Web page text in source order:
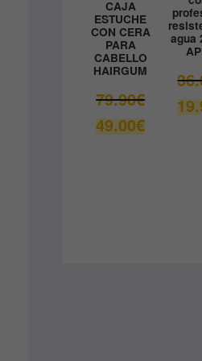
CAJA
ESTUCHE
CON CERA
PARA
CABELLO
HAIRGUM
79.90€El
original
49.00€El
precio
agua